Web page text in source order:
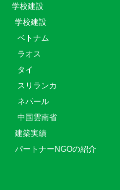
学校建設
学校建設
ベトナム
ラオス
タイ
スリランカ
ネパール
中国雲南省
建築実績
パートナーNGOの紹介